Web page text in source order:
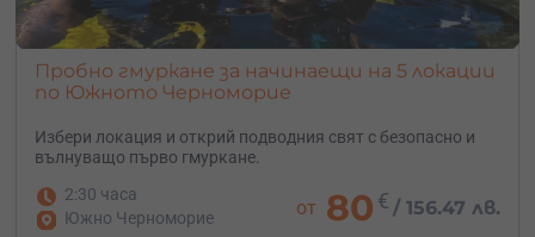
Пробно гмуркане за начинаещи на 5 локации
по Южното Черноморие
Избери локация и открий подводния свят с безопасно и
вълнуващо първо гмуркане.
2:30 часа
Южно Черноморие
от 80 € /156.47 лв.